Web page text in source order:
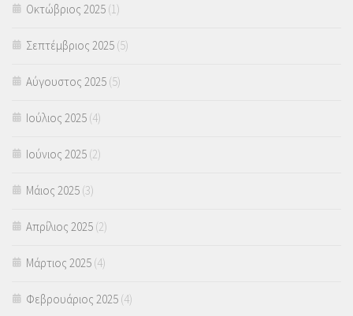
Οκτώβριος 2025 (1)
Σεπτέμβριος 2025 (5)
Αύγουστος 2025 (5)
Ιούλιος 2025 (4)
Ιούνιος 2025 (2)
Μάιος 2025 (3)
Απρίλιος 2025 (2)
Μάρτιος 2025 (4)
Φεβρουάριος 2025 (4)